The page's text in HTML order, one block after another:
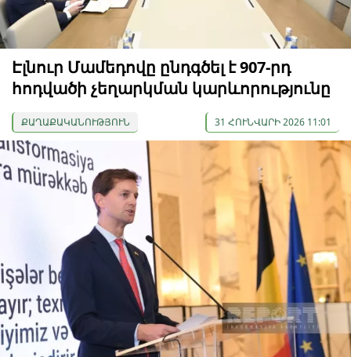
Էլնուր Մամեդովը ընդգծել է 907-րդ
հոդվածի չեղարկման կարևորությունը
ՔԱՂԱՔԱԿԱՆՈՒԹՅՈՒՆ 31 ՀՈՒՆՎԱՐԻ 2026 11:01